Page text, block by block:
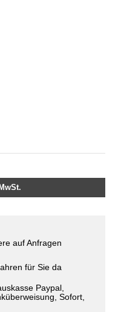
auf Anfragen
für Sie da
Paypal,
Sofort,